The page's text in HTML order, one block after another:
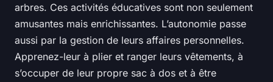
arbres. Ces activités éducatives sont non seulement
amusantes mais enrichissantes. L’autonomie passe
aussi par la gestion de leurs affaires personnelles.
Apprenez-leur à plier et ranger leurs vêtements, à
s’occuper de leur propre sac à dos et à être